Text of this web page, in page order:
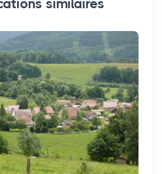
similaires